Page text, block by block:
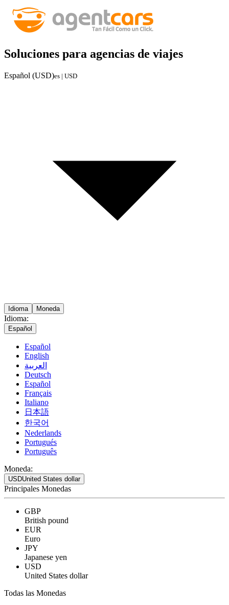
Soluciones para agencias de viajes
Español (USD)es | USD
Idioma Moneda
Idioma:
Español
Español
English
العربية
Deutsch
Español
Français
Italiano
日本語
한국어
Nederlands
Portugués
Português
Moneda:
USDUnited States dollar
Principales Monedas
GBP
British pound
EUR
Euro
JPY
Japanese yen
USD
United States dollar
Todas las Monedas